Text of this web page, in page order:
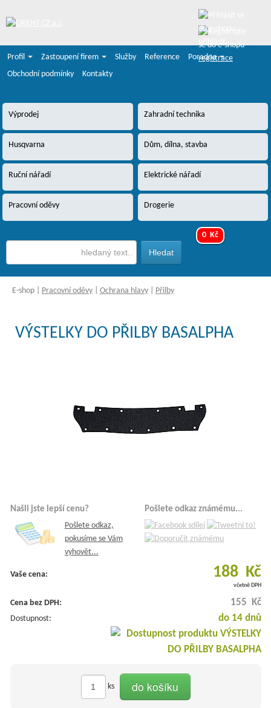
registrace
Profil
Zastoupení firem Služby Reference
Poradna
Obchodní podmínky
Kontakty
Výprodej Zahradní technika
Husqvarna Dům, dílna, stavba
Ruční nářadí Elektrické nářadí
Pracovní oděvy Drogerie
0 Kč
E-shop Pracovní oděvy Ochrana hlavy Přilby
VÝSTELKY DO PŘILBY BASALPHA
Našli jste lepší cenu?
Pošlete odkaz,
pokusíme se Vám
vyhovět...
Pošlete odkaz známému...
Vaše cena: 188 Kč
včetně DPH
Cena bez DPH: 155 Kč
Dostupnost: do 14 dnů
ks do košíku